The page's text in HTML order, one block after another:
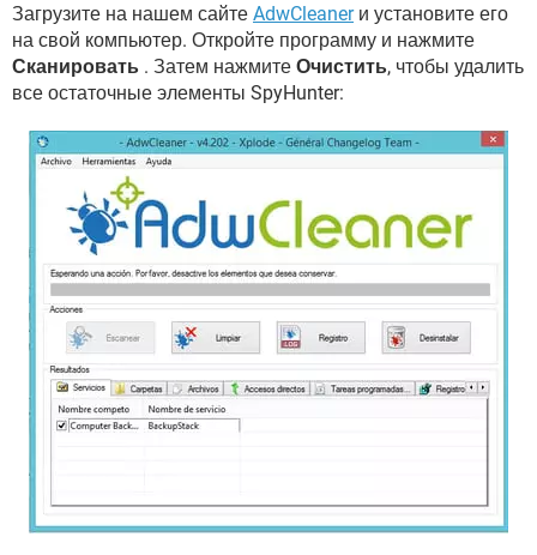
Загрузите на нашем сайте AdwCleanerи установите его
на свой компьютер. Откройте программу и нажмите
Сканировать . Затем нажмите Очистить, чтобы удалить
все остаточные элементы SpyHunter: